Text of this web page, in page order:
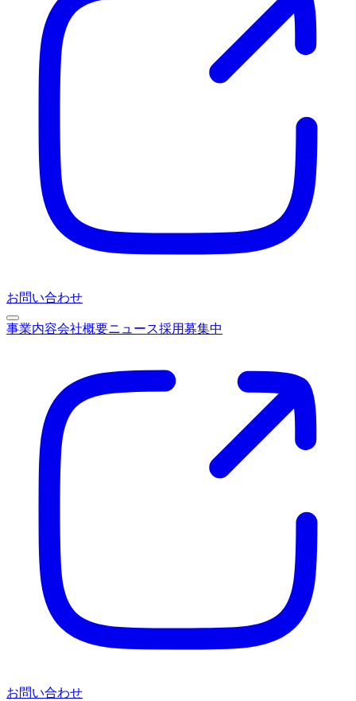
お問い合わせ
事業内容会社概要ニュース採用募集中
お問い合わせ